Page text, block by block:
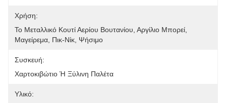
Χρήση:
Το Μεταλλικό Κουτί Αερίου Βουτανίου, Αργίλιο Μπορεί,
Μαγείρεμα, Πικ-Νίκ, Ψήσιμο
Συσκευή:
Χαρτοκιβώτιο Ή Ξύλινη Παλέτα
Υλικό: